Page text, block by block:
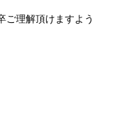
ご理解頂けますよう